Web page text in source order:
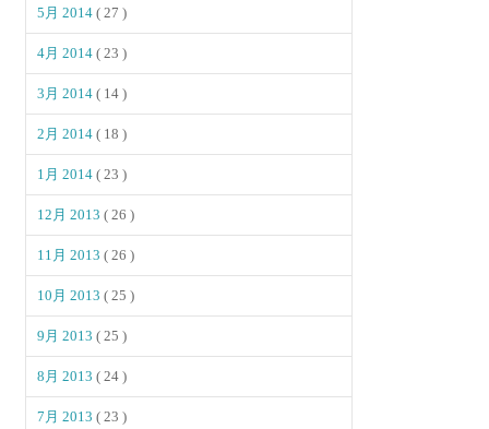
5月 2014( 27 )
4月 2014( 23 )
3月 2014( 14 )
2月 2014( 18 )
1月 2014( 23 )
12月 2013( 26 )
11月 2013( 26 )
10月 2013( 25 )
9月 2013( 25 )
8月 2013( 24 )
7月 2013( 23 )